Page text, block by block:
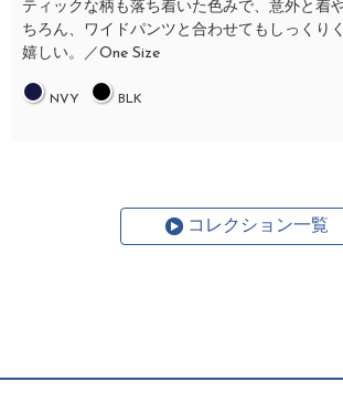
ティックな柄も落ち着いた色みで、意外と着
ちろん、ワイドパンツと合わせてもしっくり
嬉しい。／One Size
NVY BLK
コレクション一覧